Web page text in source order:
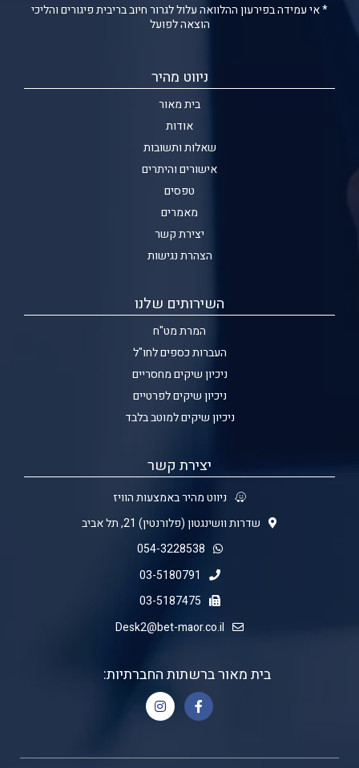
* אי עמידה בפירעון ההלוואה עלול לגרור חיוב בריבית פיגורים והליכי
הוצאה לפועל
ניווט מהיר
בית מאור
אודות
שאלות ותשובות
אישורים והיתרים
טפסים
מאמרים
יצירת קשר
הצהרת נגישות
השירותים שלנו
המרת מט"ח
העברות כספים לחו"ל
ניכיון שיקים מחסריים
ניכיון שיקים לפרטיים
ניכיון שיקים למוטב בלבד
יצירת קשר
ניווט מהיר באמצעות הוויז
שדרות וושינגטון (פלורנטין) 21, תל אביב
054-3228538
03-5180791
03-5187475
Desk2@bet-maor.co.il
בית מאור ברשתות החברתיות: